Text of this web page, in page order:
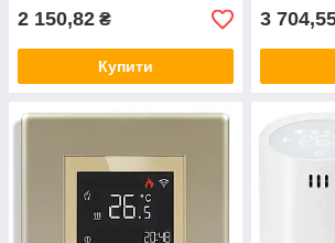
2 150,82 ₴
Купити
3